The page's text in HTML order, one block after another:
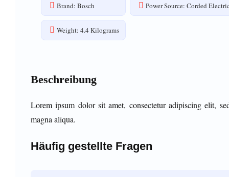
Brand: Bosch Power Source: Corded
Weight: 4.4 Kilograms
Beschreibung
Lorem ipsum dolor sit amet, consectetur adipiscing elit,
magna aliqua.
Häufig gestellte Fragen